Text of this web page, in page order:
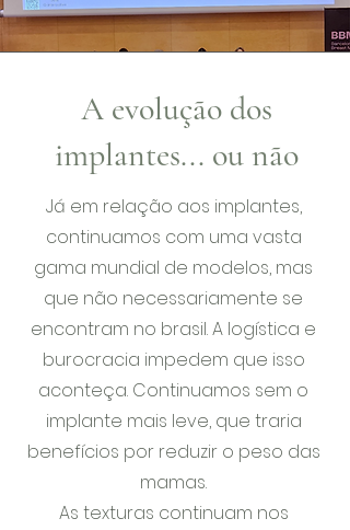
A evolução dos
implantes... ou não
Já em relação aos implantes,
continuamos com uma vasta
gama mundial de modelos, mas
que não necessariamente se
encontram no brasil. A logística e
burocracia impedem que isso
aconteça. Continuamos sem o
implante mais leve, que traria
benefícios por reduzir o peso das
mamas.
As texturas continuam nos